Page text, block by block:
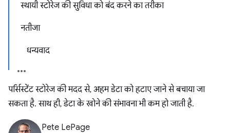
स्थायी स्टोरेज की सुविधा को बंद करने का तरीका
नतीजा
धन्यवाद
पर्सिस्टेंट स्टोरेज की मदद से, अहम डेटा को हटाए जाने से बचाया जा
सकता है. साथ ही, डेटा के खोने की संभावना भी कम हो जाती है.
Pete LePage